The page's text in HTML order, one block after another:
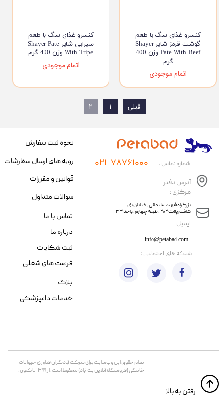
کنسرو غذای سگ با طعم
گوشت قرمز شایر Shayer
Pate With Beef وزن 400
گرم
اتمام موجودی
کنسرو غذای سگ با طعم
سیرابی شایر Shayer Pate
With Tripe وزن 400 گرم
اتمام موجودی
قبلی ۱ ۲
​ایمیل :
آدرس دفتر
مرکزی :
info@petabad.com
​​بزرگراه شهید سلیمانی، خیابان بنی
هاشم پلاک ۲۰۲ ، طبقه چهارم، واحد ۴۳
شماره تماس : ۰۲۱-۷۸۷۶۱۰۰۰
تمام حقوق اين وب‌سايت برای شرکت آبادگران فناوری حیوانات
خانگی (فروشگاه آنلاین پت آباد) محفوظ است. از ۱۳۹۹ تا کنون.
​​رفتن به بالا
نحوه ثبت سفارش
رویه های ارسال سفارشات
قوانین و مقررات
سوالات متداول
تماس با ما
درباره ما
ثبت شکایات
فرصت های شغلی
​شبکه های اجتماعی :
بلاگ
خدمات دامپزشکی